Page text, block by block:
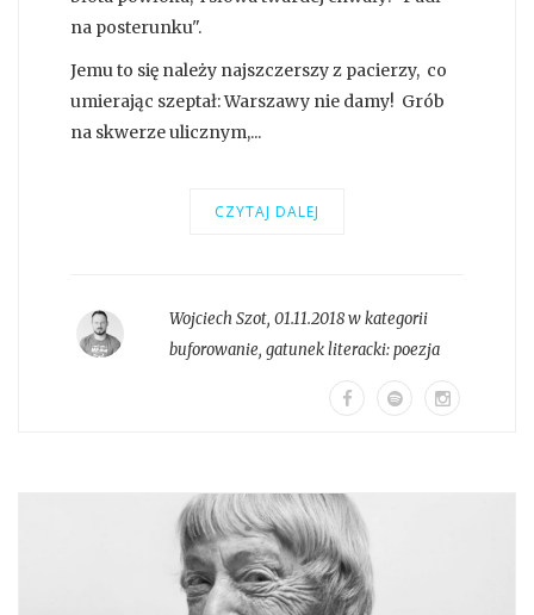
na posterunku".
Jemu to się należy najszczerszy z pacierzy, co
umierając szeptał: Warszawy nie damy! Grób
na skwerze ulicznym,...
CZYTAJ DALEJ
Wojciech Szot, 01.11.2018 w kategorii
buforowanie, gatunek literacki:poezja